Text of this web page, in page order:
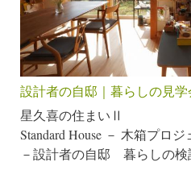
設計者の自邸｜暮らしの見学
星久喜の住まいⅡ
Standard House － 木箱プロ
－設計者の自邸 暮らしの検